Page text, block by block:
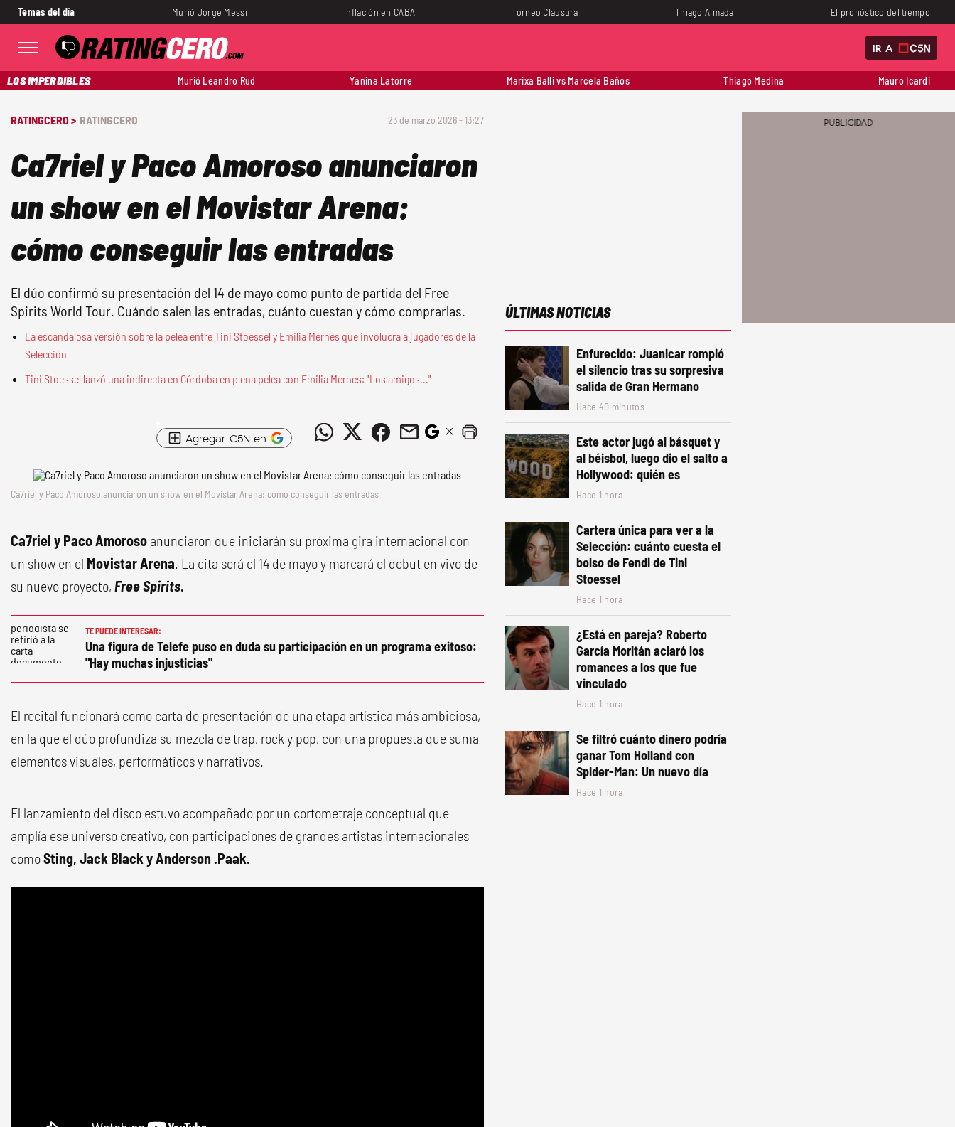
Temas del día Murió Jorge Messi Inflación en CABA Torneo Clausura Thiago Almada El pronóstico del tiempo
IR A
LOS IMPERDIBLES Murió Leandro Rud Yanina Latorre Marixa Balli vs Marcela Baños Thiago Medina Mauro Icardi
RATINGCERO > RATINGCERO 23 de marzo 2026 - 13:27
Ca7riel y Paco Amoroso anunciaron
un show en el Movistar Arena:
cómo conseguir las entradas
El dúo confirmó su presentación del 14 de mayo como punto de partida del Free
Spirits World Tour. Cuándo salen las entradas, cuánto cuestan y cómo comprarlas.
La escandalosa versión sobre la pelea entre Tini Stoessel y Emilia Mernes que involucra a jugadores de la
Selección
Tini Stoessel lanzó una indirecta en Córdoba en plena pelea con Emilia Mernes: "Los amigos..."
Agregar C5N en
Ca7riel y Paco Amoroso anunciaron un show en el Movistar Arena: cómo conseguir las entradas
Ca7riel y Paco Amoroso anunciaron que iniciarán su próxima gira internacional con
un show en el Movistar Arena. La cita será el 14 de mayo y marcará el debut en vivo de
su nuevo proyecto, Free Spirits.
TE PUEDE INTERESAR:
Una figura de Telefe puso en duda su participación en un programa exitoso:
"Hay muchas injusticias"
El recital funcionará como carta de presentación de una etapa artística más ambiciosa,
en la que el dúo profundiza su mezcla de trap, rock y pop, con una propuesta que suma
elementos visuales, performáticos y narrativos.
El lanzamiento del disco estuvo acompañado por un cortometraje conceptual que
amplía ese universo creativo, con participaciones de grandes artistas internacionales
comoSting, Jack Black y Anderson .Paak.
ÚLTIMAS NOTICIAS
Enfurecido: Juanicar rompió
el silencio tras su sorpresiva
salida de Gran Hermano
Hace 40 minutos
Este actor jugó al básquet y
al béisbol, luego dio el salto a
Hollywood: quién es
Hace 1 hora
Cartera única para ver a la
Selección: cuánto cuesta el
bolso de Fendi de Tini
Stoessel
Hace 1 hora
¿Está en pareja? Roberto
García Moritán aclaró los
romances a los que fue
vinculado
Hace 1 hora
Se filtró cuánto dinero podría
ganar Tom Holland con
Spider-Man: Un nuevo día
Hace 1 hora